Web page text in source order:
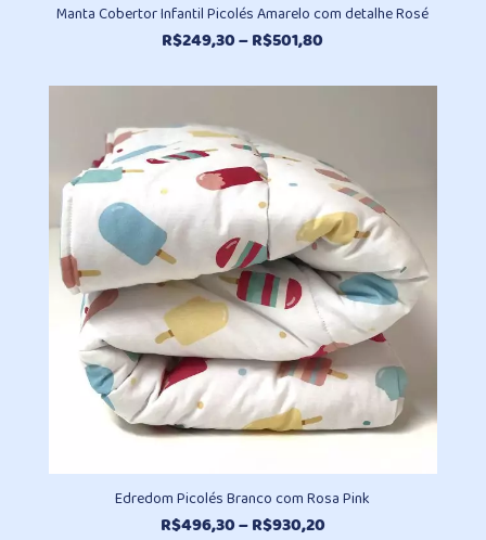
Manta Cobertor Infantil Picolés Amarelo com detalhe Rosé
R$249,30–R$501,80
preço:
R$501,80
Edredom Picolés Branco com Rosa Pink
R$496,30–R$930,20Faixa